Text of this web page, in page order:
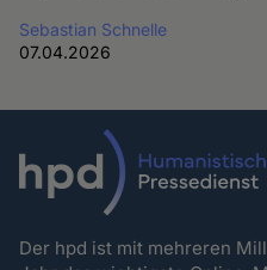
Sebastian Schnelle
07.04.2026
Der hpd ist mit mehreren